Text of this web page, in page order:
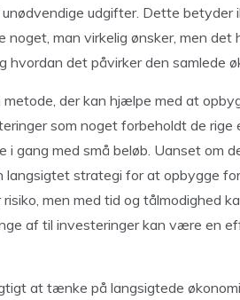
udgifter. Dette
noget, man virkelig ønsker, men
hvordan det påvirker den samlede
der kan hjælpe med at
som noget forbeholdt de rige
i gang med små beløb. Uanset om
strategi for at opbygge
men med tid og tålmodighed
af til investeringer kan være en
at tænke på langsigtede